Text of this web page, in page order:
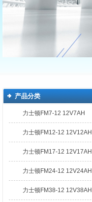
产品分类
力士顿FM7-12 12V7AH
力士顿FM12-12 12V12AH
力士顿FM17-12 12V17AH
力士顿FM24-12 12V24AH
力士顿FM38-12 12V38AH